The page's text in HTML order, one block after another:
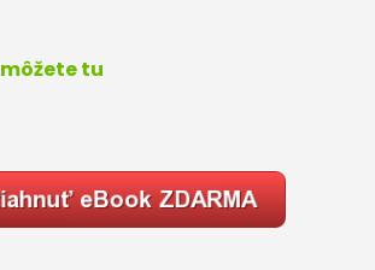
môžete tu